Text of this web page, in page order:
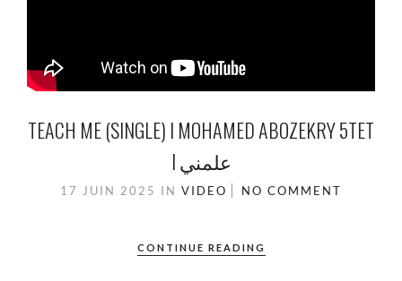
TEACH ME (SINGLE) I MOHAMED ABOZEKRY 5TET
I علمني
17 JUIN 2025 IN VIDEO NO COMMENT
CONTINUE READING